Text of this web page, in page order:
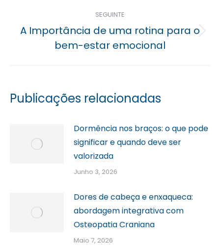
SEGUINTE
Próximo
post:
A Importância de uma rotina para o
bem-estar emocional
Publicações relacionadas
Dormência nos braços: o que pode
significar e quando deve ser
valorizada
Junho 3, 2026
Dores de cabeça e enxaqueca:
abordagem integrativa com
Osteopatia Craniana
Maio 7, 2026